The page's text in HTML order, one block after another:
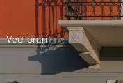
Vedi orari